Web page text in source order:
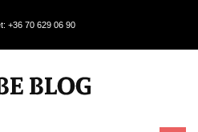
+36 70 629 06 90